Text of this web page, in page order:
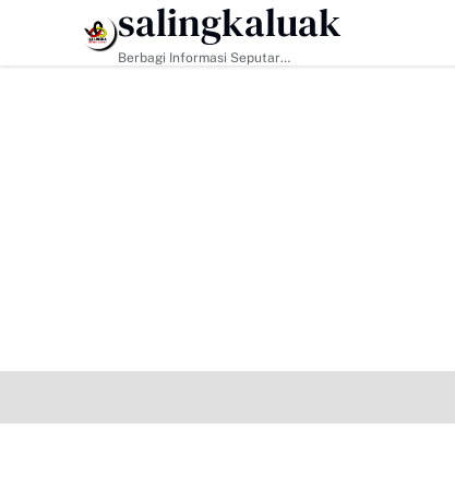
HEADLINE
salingkaluak
Berbagi Informasi Seputar